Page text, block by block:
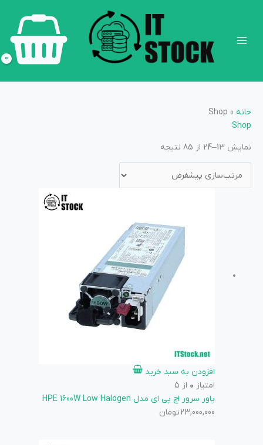
خانه »
Shop
Shop
نمایش 13–24 از 85 نتیجه
افزودن به سبد خرید
امتیاز 0 از 5
پاور سرور اچ پی ای مدل HPE 1600W Low Halogen
23,000,000تومان